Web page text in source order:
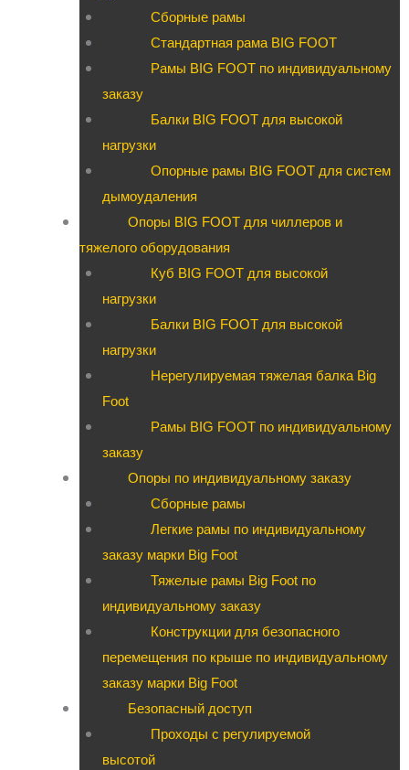
Сборные рамы
Стандартная рама BIG FOOT
Рамы BIG FOOT по индивидуальному
заказу
Балки BIG FOOT для высокой
нагрузки
Опорные рамы BIG FOOT для систем
дымоудаления
Опоры BIG FOOT для чиллеров и
тяжелого оборудования
Куб BIG FOOT для высокой
нагрузки
Балки BIG FOOT для высокой
нагрузки
Нерегулируемая тяжелая балка Big
Foot
Рамы BIG FOOT по индивидуальному
заказу
Опоры по индивидуальному заказу
Сборные рамы
Легкие рамы по индивидуальному
заказу марки Big Foot
Тяжелые рамы Big Foot по
индивидуальному заказу
Конструкции для безопасного
перемещения по крыше по индивидуальному
заказу марки Big Foot
Безопасный доступ
Проходы с регулируемой
высотой